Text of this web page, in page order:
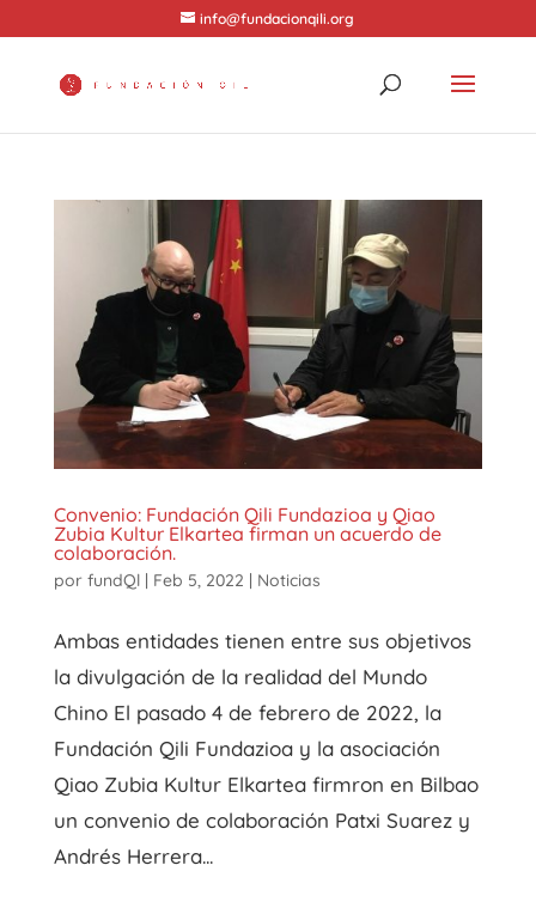
info@fundacionqili.org
Convenio: Fundación Qili Fundazioa y Qiao
Zubia Kultur Elkartea firman un acuerdo de
colaboración.
por fundQl| Feb 5, 2022 Noticias
Ambas entidades tienen entre sus objetivos
la divulgación de la realidad del Mundo
Chino El pasado 4 de febrero de 2022, la
Fundación Qili Fundazioa y la asociación
Qiao Zubia Kultur Elkartea firmron en Bilbao
un convenio de colaboración Patxi Suarez y
Andrés Herrera...